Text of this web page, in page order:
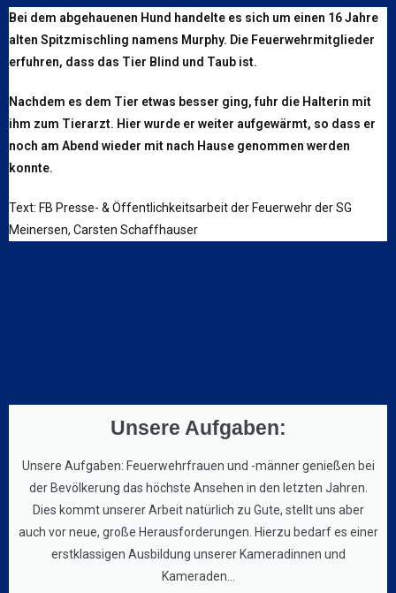
Bei dem abgehauenen Hund handelte es sich um einen 16 Jahre
alten Spitzmischling namens Murphy. Die Feuerwehrmitglieder
erfuhren, dass das Tier Blind und Taub ist.
Nachdem es dem Tier etwas besser ging, fuhr die Halterin mit
ihm zum Tierarzt. Hier wurde er weiter aufgewärmt, so dass er
noch am Abend wieder mit nach Hause genommen werden
konnte.
Text: FB Presse- & Öffentlichkeitsarbeit der Feuerwehr der SG
Meinersen, Carsten Schaffhauser
Unsere Aufgaben:
Unsere Aufgaben: Feuerwehrfrauen und -männer genießen bei
der Bevölkerung das höchste Ansehen in den letzten Jahren.
Dies kommt unserer Arbeit natürlich zu Gute, stellt uns aber
auch vor neue, große Herausforderungen. Hierzu bedarf es einer
erstklassigen Ausbildung unserer Kameradinnen und
Kameraden...